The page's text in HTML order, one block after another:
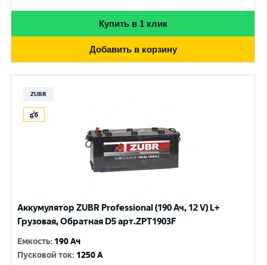
Купить в 1 клик
Добавить в корзину
ZUBR
Аккумулятор ZUBR Professional (190 Ач, 12 V) L+
Грузовая, Обратная D5 арт.ZPT1903F
Емкость: 190 Ач
Пусковой ток: 1250 A